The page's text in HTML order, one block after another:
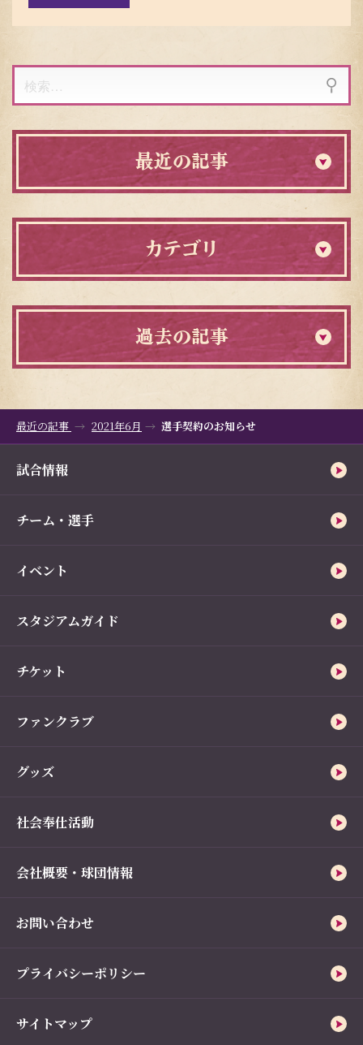
索:
最近の記事
カテゴリ
過去の記事
最近の記事 2021年6月 選手契約のお知らせ
試合情報
チーム・選手
イベント
スタジアムガイド
チケット
ファンクラブ
グッズ
社会奉仕活動
会社概要・球団情報
お問い合わせ
プライバシーポリシー
サイトマップ